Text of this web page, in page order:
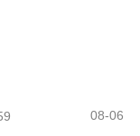
08-06